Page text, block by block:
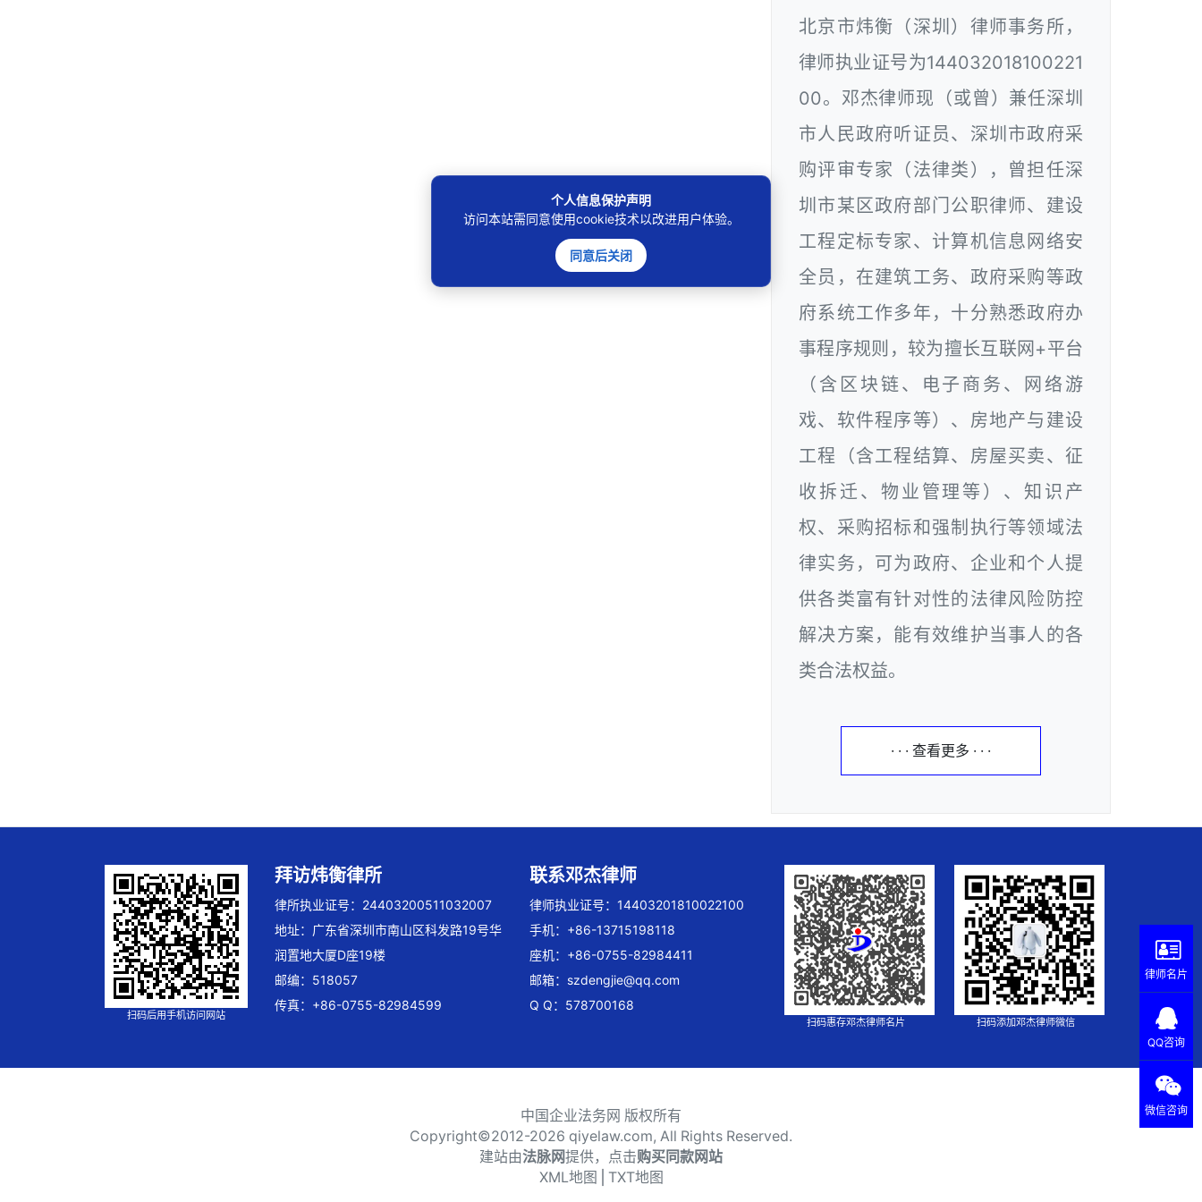
北京市炜衡（深圳）律师事务所，
律师执业证号为144032018100221
00。邓杰律师现（或曾）兼任深圳
市人民政府听证员、深圳市政府采
购评审专家（法律类），曾担任深
圳市某区政府部门公职律师、建设
工程定标专家、计算机信息网络安
全员，在建筑工务、政府采购等政
府系统工作多年，十分熟悉政府办
事程序规则，较为擅长互联网+平台
（含区块链、电子商务、网络游
戏、软件程序等）、房地产与建设
工程（含工程结算、房屋买卖、征
收拆迁、物业管理等）、知识产
权、采购招标和强制执行等领域法
律实务，可为政府、企业和个人提
供各类富有针对性的法律风险防控
解决方案，能有效维护当事人的各
类合法权益。
· · · 查看更多 · · ·
扫码后用手机访问网站
拜访炜衡律所
律所执业证号：24403200511032007
地址：广东省深圳市南山区科发路19号华
润置地大厦D座19楼
邮编：518057
传真：+86-0755-82984599
联系邓杰律师
律师执业证号：14403201810022100
手机：+86-13715198118
座机：+86-0755-82984411
邮箱： szdengjie@qq.com
Q Q：578700168
扫码惠存邓杰律师名片 扫码添加邓杰律师微信
中国企业法务网 版权所有
Copyright©2012-2026 qiyelaw.com, All Rights Reserved.
建站由法脉网提供，点击购买同款网站
个人信息保护声明
访问本站需同意使用cookie技术以改进用户体验。
同意后关闭
XML地图 TXT地图
律师名片
QQ咨询
微信咨询